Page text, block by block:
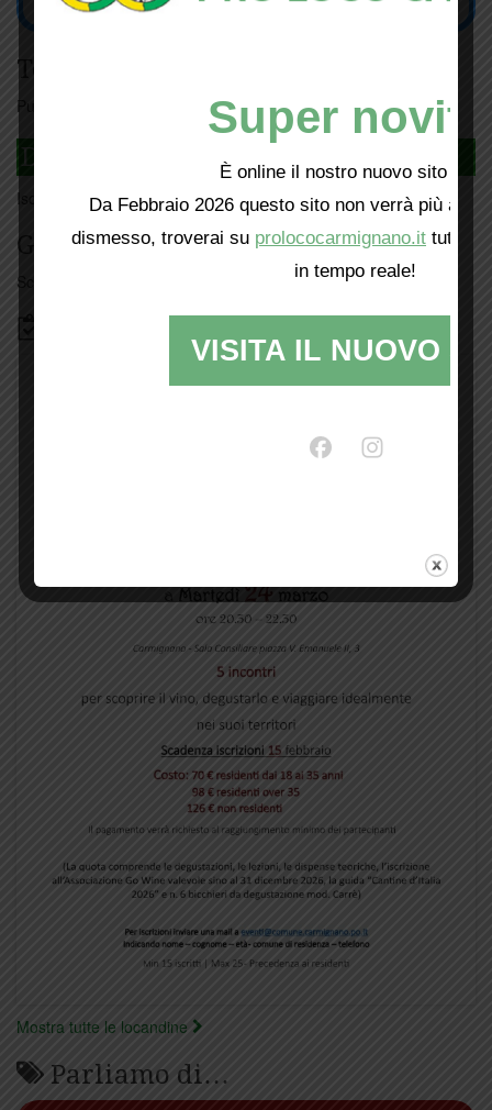
Tesseramento
Puoi tesserarti online cliccando qui
DAGLI L'ANDA
Iscriviti
Giorno per giorno a Carmignano
Scopri tutti gli eventi
Mostra tutte le locandine
Parliamo di…
Super
È online il nostro nuovo sito web!
Da Febbraio 2026 questo sito non verrà più
dismesso, troverai su prolococarmignano.it tutti i
in tempo reale!
VISITA IL NUOVO